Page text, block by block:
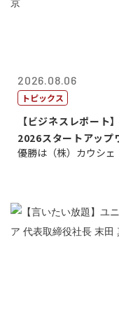
2026.08.06
トピックス
【ビジネスレポート】
2026スタートアップ
ルドカップ東京
優勝は（株）カウシェ